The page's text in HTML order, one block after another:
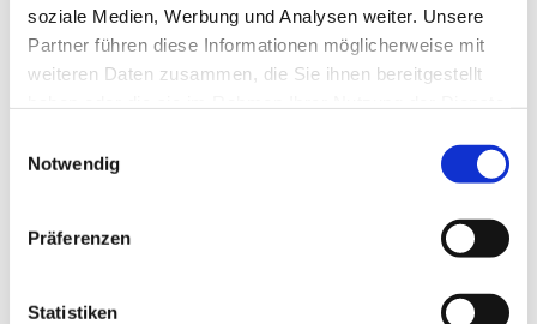
soziale Medien, Werbung und Analysen weiter. Unsere
Partner führen diese Informationen möglicherweise mit
weiteren Daten zusammen, die Sie ihnen bereitgestellt
Notwendig
Präferenzen
Statistiken